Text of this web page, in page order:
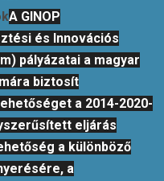
A GINOP
és Innovációs
pályázatai a magyar
biztosít
a 2014-2020-
eljárás
a különböző
a